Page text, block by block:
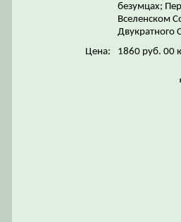
безумцах;
Вселенском
Двукратного
Цена:
1860 руб. 00